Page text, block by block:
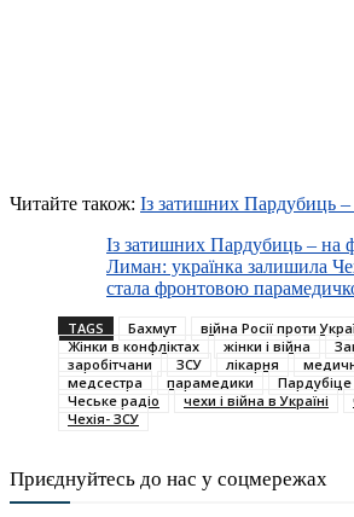
Читайте також: Із затишних Пардубиць
Із затишних Пардубиць – на
Лиман: українка залишила
стала фронтовою
TAGS Бахмут
війна Росії проти
Жінки в конфліктах
жінки і війна
заробітчани
ЗСУ лікарня
медсестра
парамедики Пардубіце
Чеське радіо
чехи і війна в Україні
Чехія- ЗСУ
Приєднуйтесь до нас у соцмережах